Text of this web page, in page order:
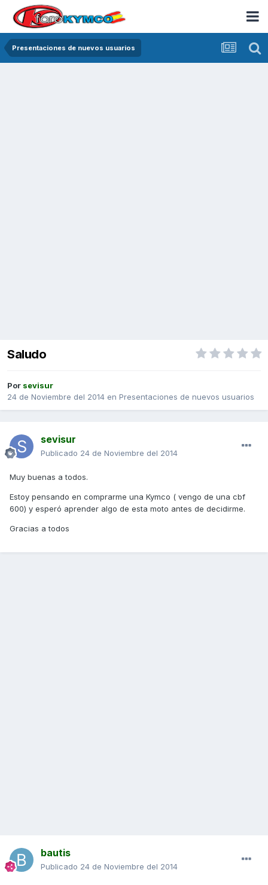
Presentaciones de nuevos usuarios
Saludo
Por sevisur
24 de Noviembre del 2014 en Presentaciones de nuevos usuarios
sevisur
Publicado 24 de Noviembre del 2014
Muy buenas a todos.
Estoy pensando en comprarme una Kymco ( vengo de una cbf
600) y esperó aprender algo de esta moto antes de decidirme.
Gracias a todos
bautis
Publicado 24 de Noviembre del 2014